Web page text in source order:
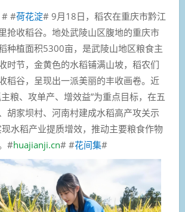
# #荷花淀# 9月18日，稻农在重庆市黔江
抢收稻谷。地处武陵山区腹地的重庆市
种植面积5300亩，是武陵山地区粮食主
时节，金黄色的水稻铺满山坡，稻农们
稻谷，呈现出一派美丽的丰收画卷。近
粮、攻单产、增效益”为重点目标，在五
胡家坝村、河南村建成水稻高产攻关示
水稻产业提质增效，推动主要粮食作物
#huajianji.cn# #花间集#